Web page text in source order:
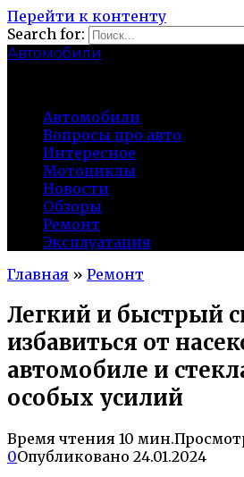
Перейти к контенту
Search for:
Автомобили
Автомобили
Вопросы про авто
Интересное
Мотоциклы
Новости
Обзоры
Ремонт
Эксплуатация
Главная » Ремонт
Легкий и быстрый
избавиться от
автомобиле и
особых усилий
Время чтения 10 мин.
0Опубликовано 24.01.2024